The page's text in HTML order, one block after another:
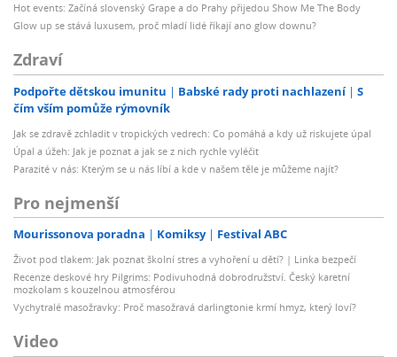
Hot events: Začíná slovenský Grape a do Prahy přijedou Show Me The Body
Glow up se stává luxusem, proč mladí lidé říkají ano glow downu?
Zdraví
Podpořte dětskou imunitu Babské rady proti nachlazení
S
čím vším pomůže rýmovník
Jak se zdravě zchladit v tropických vedrech: Co pomáhá a kdy už riskujete úpal
Úpal a úžeh: Jak je poznat a jak se z nich rychle vyléčit
Parazité v nás: Kterým se u nás líbí a kde v našem těle je můžeme najít?
Pro nejmenší
Mourissonova poradna Komiksy Festival ABC
Život pod tlakem: Jak poznat školní stres a vyhoření u dětí? | Linka bezpečí
Recenze deskové hry Pilgrims: Podivuhodná dobrodružství. Český karetní
mozkolam s kouzelnou atmosférou
Vychytralé masožravky: Proč masožravá darlingtonie krmí hmyz, který loví?
Video